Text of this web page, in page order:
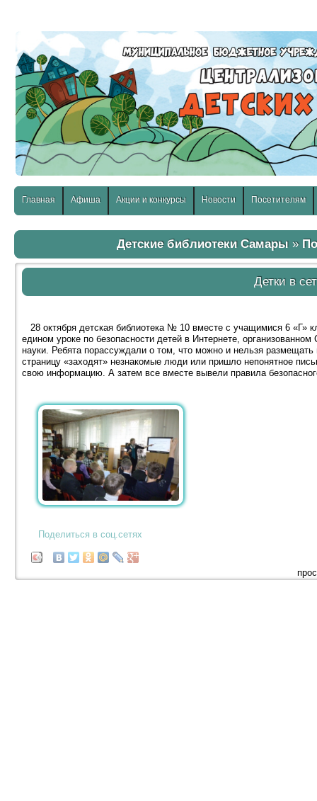
Главная Афиша Акции и конкурсы Новости Посетителям
Детские библиотеки Самары»
Детки в
28 октября детская библиотека № 10 вместе с учащимися 6 «Г»
едином уроке по безопасности детей в Интернете,
науки. Ребята порассуждали о том, что можно и нельзя
страницу «заходят» незнакомые люди или пришло непонятное
свою информацию. А затем все вместе вывели правила
Поделиться в соц.сетях